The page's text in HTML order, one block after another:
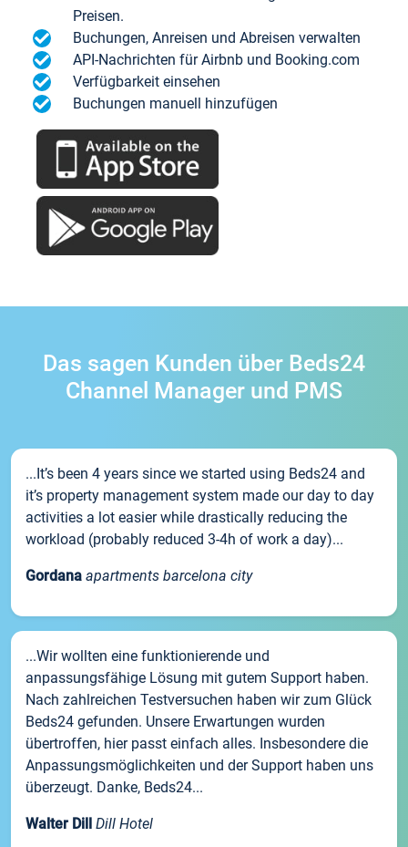
Preisen.
Buchungen, Anreisen und Abreisen verwalten
API-Nachrichten für Airbnb und Booking.com
Verfügbarkeit einsehen
Buchungen manuell hinzufügen
Das sagen Kunden über Beds24
Channel Manager und PMS
...It’s been 4 years since we started using Beds24 and
it’s property management system made our day to day
activities a lot easier while drastically reducing the
workload (probably reduced 3-4h of work a day)...
Gordana apartments barcelona city
...Wir wollten eine funktionierende und
anpassungsfähige Lösung mit gutem Support haben.
Nach zahlreichen Testversuchen haben wir zum Glück
Beds24 gefunden. Unsere Erwartungen wurden
übertroffen, hier passt einfach alles. Insbesondere die
Anpassungsmöglichkeiten und der Support haben uns
überzeugt. Danke, Beds24...
Walter Dill Dill Hotel